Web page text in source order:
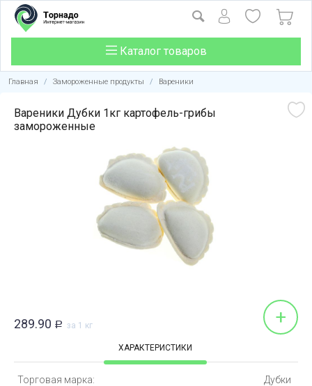
Каталог товаров
Главная / Замороженные продукты / Вареники
Вареники Дубки 1кг картофель-грибы
замороженные
289.90 Р за 1 кг +
ХАРАКТЕРИСТИКИ
Торговая марка: Дубки